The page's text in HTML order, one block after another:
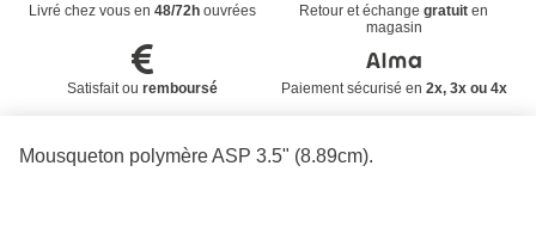
Livré chez vous en 48/72houvrées Retour et échangegratuit en
magasin
Satisfait ou remboursé Paiement sécurisé en 2x, 3x ou 4x
Mousqueton polymère ASP 3.5" (8.89cm).